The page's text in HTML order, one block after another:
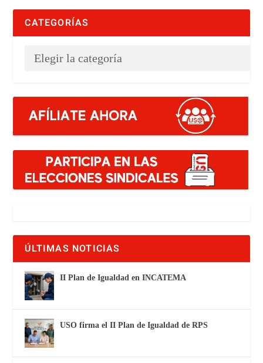
CATEGORÍAS
ÚLTIMAS NOTICIAS
II Plan de Igualdad en INCATEMA
USO firma el II Plan de Igualdad de RPS